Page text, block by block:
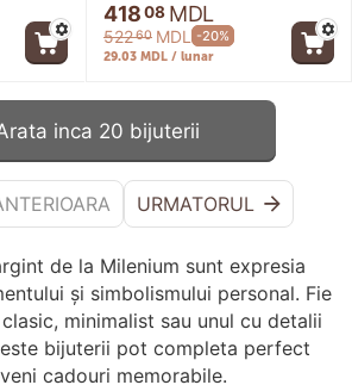
de la Milenium sunt expresia
și simbolismului personal. Fie
minimalist sau unul cu detalii
bijuterii pot completa perfect
cadouri memorabile.
41808 MDL
52260 MDL -20%
29.03 MDL / lunar
inca 20 bijuterii
URMATORUL